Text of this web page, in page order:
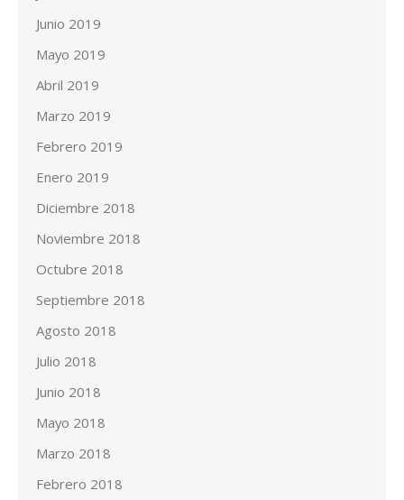
Junio 2019
Mayo 2019
Abril 2019
Marzo 2019
Febrero 2019
Enero 2019
Diciembre 2018
Noviembre 2018
Octubre 2018
Septiembre 2018
Agosto 2018
Julio 2018
Junio 2018
Mayo 2018
Marzo 2018
Febrero 2018